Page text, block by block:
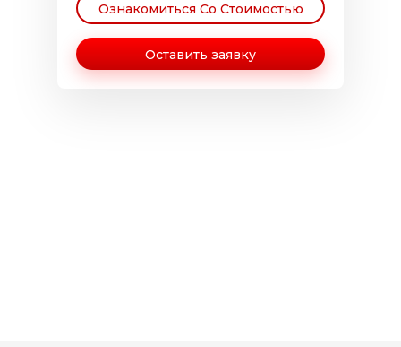
Ознакомиться Со Стоимостью
Оставить заявку